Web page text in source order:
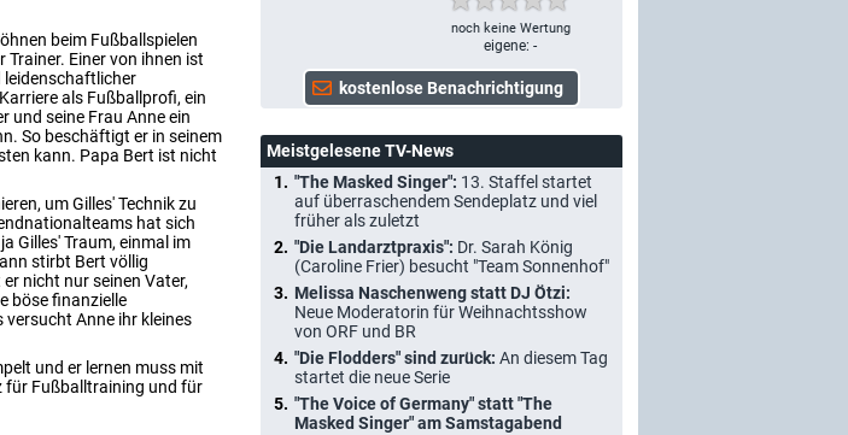
noch keine Wertung
eigene: -
beim Fußballspielen
Einer von ihnen ist
leidenschaftlicher
als Fußballprofi, ein
und seine Frau Anne ein
So beschäftigt er in seinem
kann. Papa Bert ist nicht
um Gilles' Technik zu
hat sich
Gilles' Traum, einmal im
stirbt Bert völlig
nicht nur seinen Vater,
böse finanzielle
Anne ihr kleines
und er lernen muss mit
für Fußballtraining und für
Meistgelesene TV-News
"The Masked Singer": 13. Staffel startet
auf überraschendem Sendeplatz und viel
früher als zuletzt
"Die Landarztpraxis": Dr. Sarah König
(Caroline Frier) besucht "Team Sonnenhof"
Melissa Naschenweng statt DJ Ötzi:
Neue Moderatorin für Weihnachtsshow
von ORF und BR
"Die Flodders" sind zurück: An diesem Tag
startet die neue Serie
"The Voice of Germany" statt "The
Masked Singer" am Samstagabend